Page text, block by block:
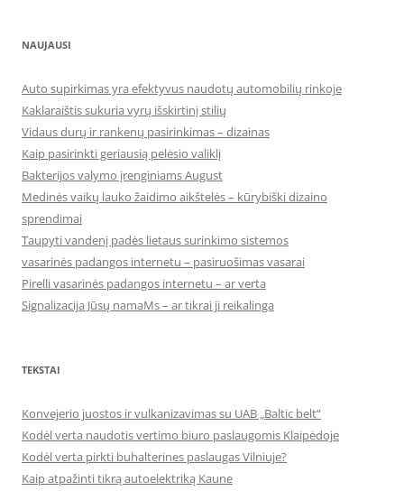
NAUJAUSI
Auto supirkimas yra efektyvus naudotų automobilių rinkoje
Kaklaraištis sukuria vyrų išskirtinį stilių
Vidaus durų ir rankenų pasirinkimas – dizainas
Kaip pasirinkti geriausią pelėsio valiklį
Bakterijos valymo įrenginiams August
Medinės vaikų lauko žaidimo aikštelės – kūrybiški dizaino
sprendimai
Taupyti vandenį padės lietaus surinkimo sistemos
vasarinės padangos internetu – pasiruošimas vasarai
Pirelli vasarinės padangos internetu – ar verta
Signalizacija Jūsų namaMs – ar tikrai ji reikalinga
TEKSTAI
Konvejerio juostos ir vulkanizavimas su UAB „Baltic belt“
Kodėl verta naudotis vertimo biuro paslaugomis Klaipėdoje
Kodėl verta pirkti buhalterines paslaugas Vilniuje?
Kaip atpažinti tikrą autoelektriką Kaune